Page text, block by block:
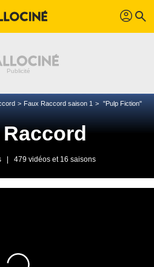
profil search
Faux Raccord saison 1 "Pulp Fiction"
479 vidéos et 16 saisons